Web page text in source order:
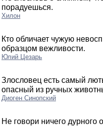
порадуешься.
Хилон
Кто обличает чужую
образцом вежливости.
Юлий Цезарь
Злословец есть самый
опасный из ручных
Диоген Синопский
Не говори ничего дурного